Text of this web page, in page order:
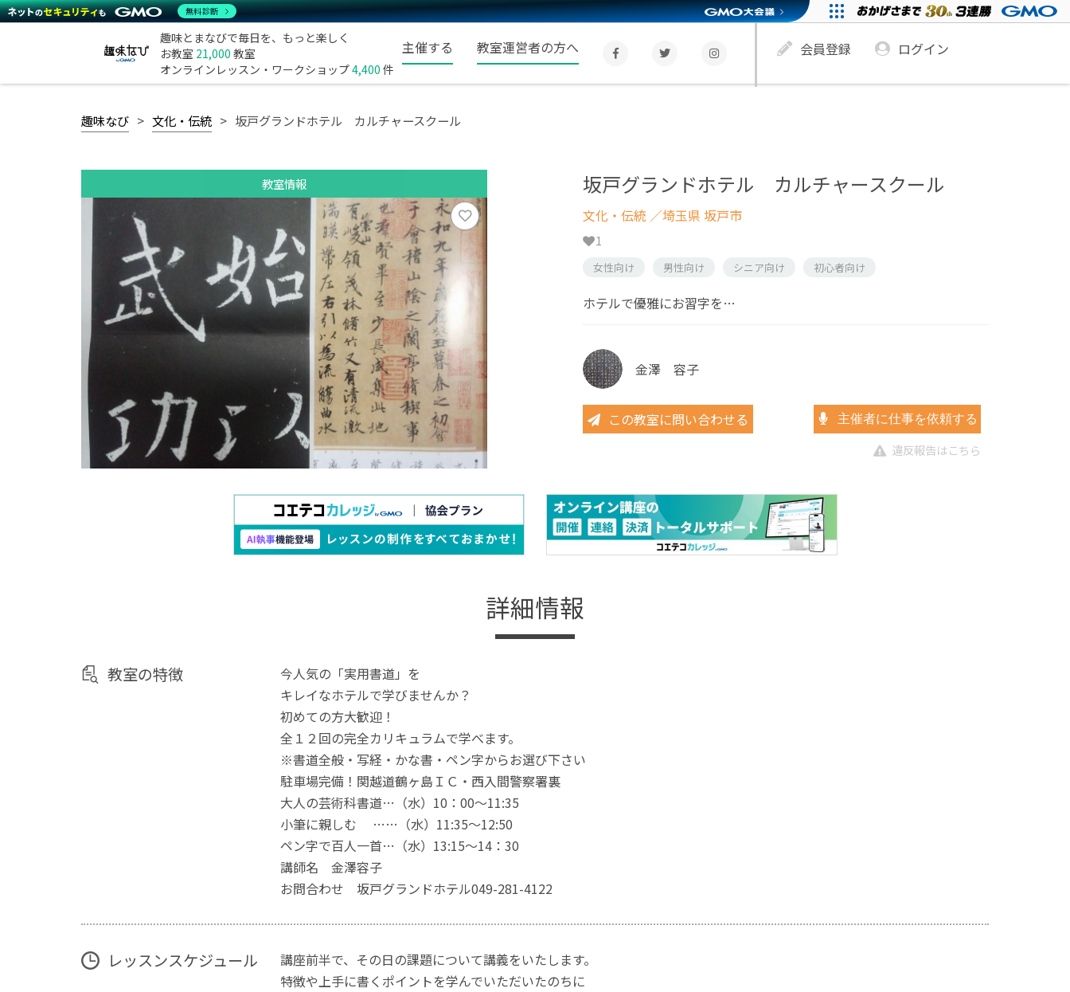
趣味とまなびで毎日を、もっと楽しく
お教室 21,000 教室
オンラインレッスン・ワークショップ4,400 件
主催する 教室運営者の方へ 会員登録 ログイン
趣味なび 文化・伝統 坂戸グランドホテル カルチャースクール
教室情報 坂戸グランドホテル カルチャースクール
文化・伝統 ／埼玉県 坂戸市
1
女性向け 男性向け シニア向け 初心者向け
ホテルで優雅にお習字を…
金澤 容子
この教室に問い合わせる 主催者に仕事を依頼する
違反報告はこちら
詳細情報
教室の特徴
今人気の「実用書道」を
キレイなホテルで学びませんか？
初めての方大歓迎！
全１２回の完全カリキュラムで学べます。
※書道全般・写経・かな書・ペン字からお選び下さい
駐車場完備！関越道鶴ヶ島ＩＣ・西入間警察署裏
大人の芸術科書道…（水）10：00～11:35
小筆に親しむ ……（水）11:35～12:50
ペン字で百人一首…（水）13:15～14：30
講師名 金澤容子
お問合わせ 坂戸グランドホテル049-281-4122
レッスンスケジュール
講座前半で、その日の課題について講義をいたします。
特徴や上手に書くポイントを学んでいただいたのちに
無料診断